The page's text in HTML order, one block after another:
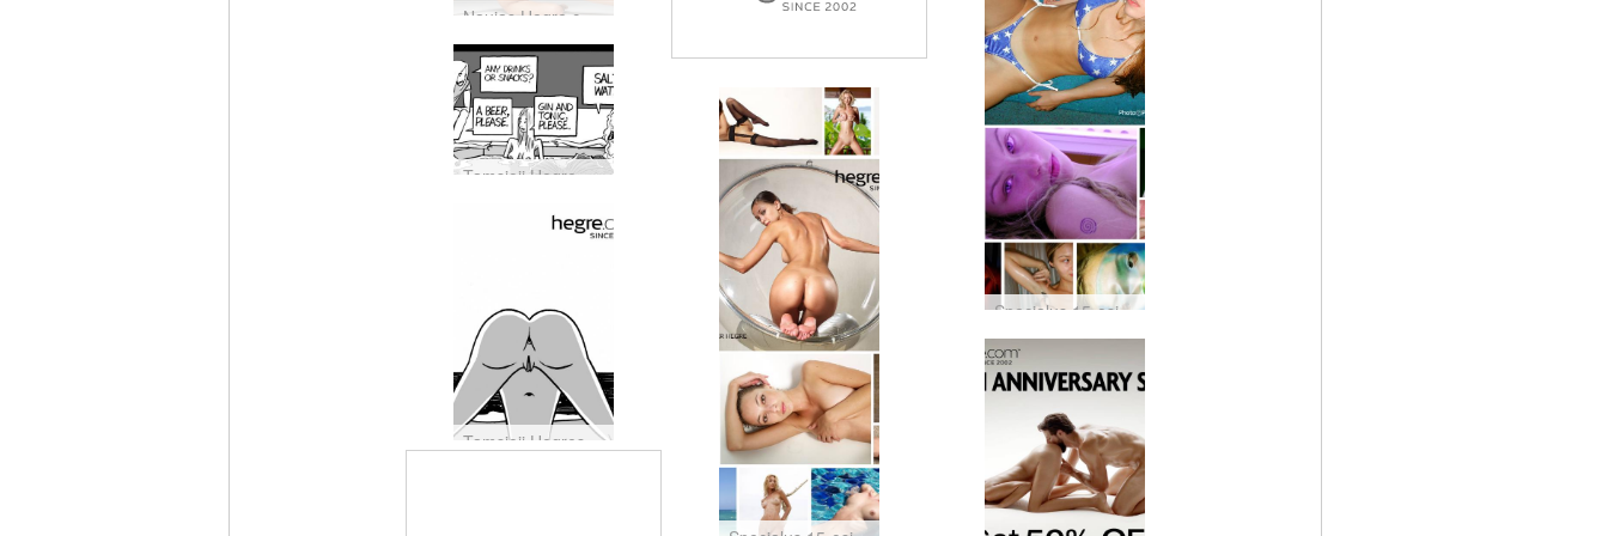
Specialus 15-osios metinės: modeliai, kurie padarė mus…
Naujas Hegre.com modelis Nicolette
Tamsioji Hegre Nr. 21 pusė: šioje naujoje merginoje yra kažkas keisto…
Tamsioji Hegres pusė Nr. 20: kaip įveikti nuogybės baimę...